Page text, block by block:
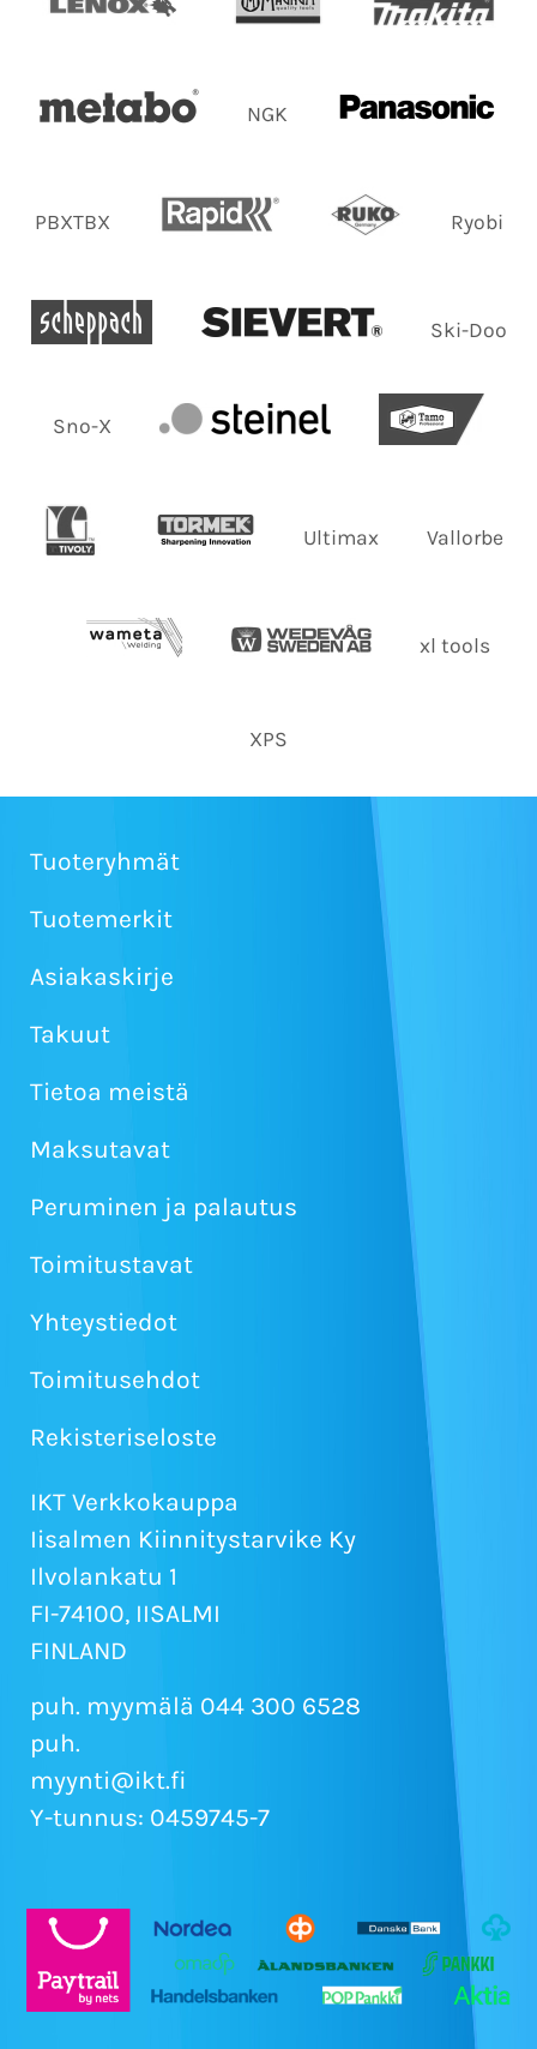
NGK
PBXTBX Ryobi
Ski-Doo
Sno-X
Ultimax Vallorbe
xl tools
XPS
Tuoteryhmät
Tuotemerkit
Asiakaskirje
Takuut
Tietoa meistä
Maksutavat
Peruminen ja palautus
Toimitustavat
Yhteystiedot
Toimitusehdot
Rekisteriseloste
IKT Verkkokauppa
Iisalmen Kiinnitystarvike Ky
Ilvolankatu 1
FI-74100, IISALMI
FINLAND
puh. myymälä 044 300 6528
puh.
myynti@ikt.fi
Y-tunnus: 0459745-7